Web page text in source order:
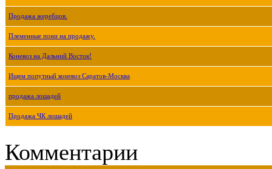
Продажа жеребцов.
Племенные пони на продажу.
Коневоз на Дальний Восток!
Ищем попутный коневоз Саратов-Москва
продажа лошадей
Продажа ЧК лошадей
Комментарии